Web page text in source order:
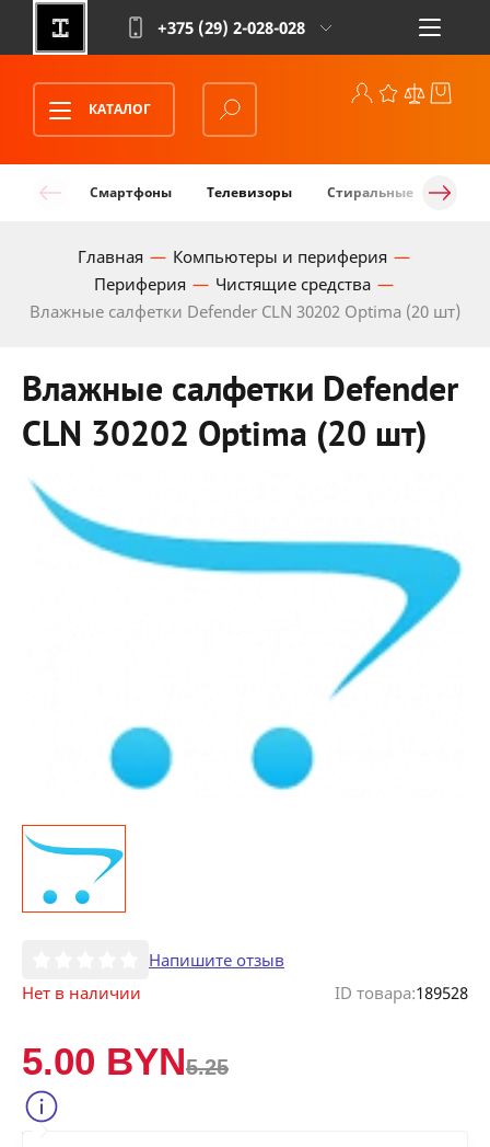
+375 (29) 2-028-028
КАТАЛОГ
Смартфоны Телевизоры Стиральные машины
Главная
Компьютеры и периферия
Периферия
Чистящие средства
Влажные салфетки Defender CLN 30202 Optima (20 шт)
Влажные салфетки Defender
CLN 30202 Optima (20 шт)
Напишите отзыв
Нет в наличии
ID товара:189528
5.00 BYN5.25